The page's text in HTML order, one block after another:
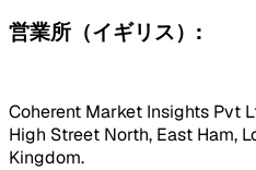
営業所（イギリス）:
Coherent Market Insights Pvt
High Street North, East Ham,
Kingdom.